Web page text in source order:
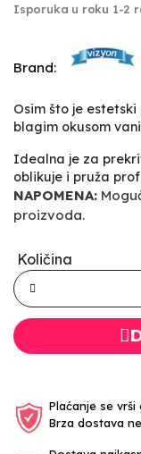
Isporuka u roku 1-2
Brand:
Osim što je
blagim okusom
Idealna je za
oblikuje i pruža
NAPOMENA:
proizvoda.
Količina
Plaćanje se
Brza dostava